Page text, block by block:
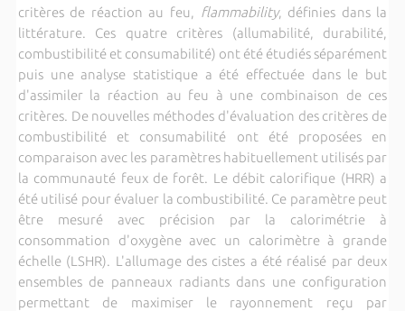
critères de réaction au feu, flammability, définies dans la
littérature. Ces quatre critères (allumabilité, durabilité,
combustibilité et consumabilité) ont été étudiés séparément
puis une analyse statistique a été effectuée dans le but
d'assimiler la réaction au feu à une combinaison de ces
critères. De nouvelles méthodes d'évaluation des critères de
combustibilité et consumabilité ont été proposées en
comparaison avec les paramètres habituellement utilisés par
la communauté feux de forêt. Le débit calorifique (HRR) a
été utilisé pour évaluer la combustibilité. Ce paramètre peut
être mesuré avec précision par la calorimétrie à
consommation d'oxygène avec un calorimètre à grande
échelle (LSHR). L'allumage des cistes a été réalisé par deux
ensembles de panneaux radiants dans une configuration
permettant de maximiser le rayonnement reçu par